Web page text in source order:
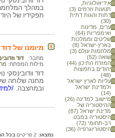
אידיאולוגיות,
תנועות וזרמים (3)
דתות והגות דתית
(30)
ערים, מדינות
ואימפריות (64)
שליטים וממלכות
בארץ-ישראל (8)
מלחמות עולם (3)
שואה (52)
המזרח התיכון (44)
יהודים בתפוצות
(48)
עליות לארץ ישראל
ולמדינת ישראל
(14)
מיישוב למדינה (26)
ההיסטוריה של
מדינת ישראל (87)
היסטוריה במבט
רב-תחומי (72)
היסטוריוגרפיה (36)
במהלך המלחמה
תפקידיו של
מיומנו של
מחבר:
דוד
מילות המפתח:
ובמחצבה. /
נמצאו: בכל